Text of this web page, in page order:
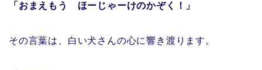
「おまえもう ほーじゃーけのかぞく！」
その言葉は、白い犬さんの心に響き渡ります。